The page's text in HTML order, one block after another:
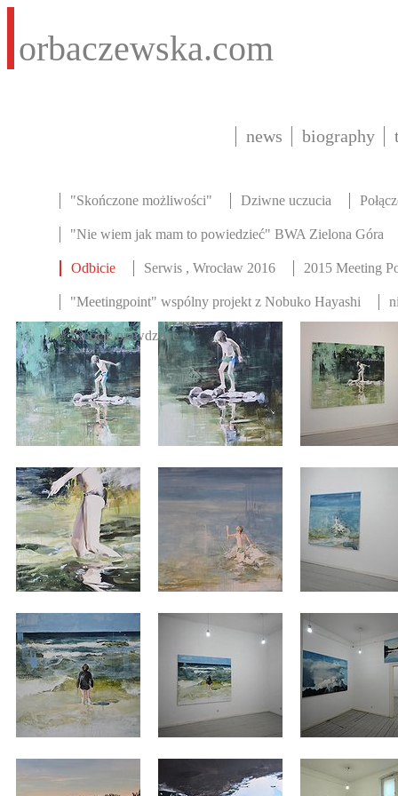
orbaczewska.com
news biography
"Skończone możliwości" Dziwne uczucia
"Nie wiem jak mam to powiedzieć" BWA Zielona Góra
Odbicie Serwis , Wrocław 2016 2015 Meeting
"Meetingpoint" wspólny projekt z Nobuko Hayashi
Emocje prawdziwe